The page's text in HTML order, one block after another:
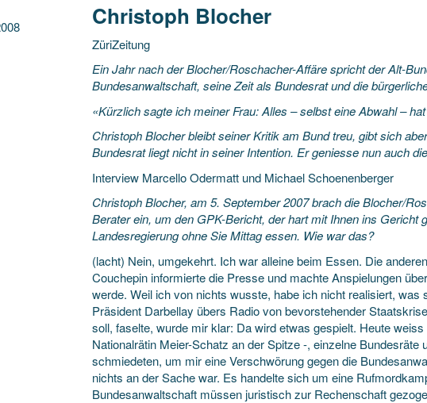
Christoph Blocher
ZüriZeitung
Ein Jahr nach der Blocher/Roschacher-Affäre spricht der Alt-
Bundesanwaltschaft, seine Zeit als Bundesrat und die
«Kürzlich sagte ich meiner Frau: Alles – selbst eine Abwahl –
ChristophBlocher bleibt seiner Kritik am Bund treu, gibt sich
Bundesrat liegt nicht in seiner Intention. Er geniesse nun auch
Interview Marcello Odermatt und Michael Schoenenberger
Christoph Blocher, am 5. September 2007 brach die Blocher/
Berater ein, um den GPK-Bericht, der hart mit Ihnen ins Gericht
Landesregierung ohne Sie Mittag essen. Wie war das?
(lacht) Nein, umgekehrt. Ich war alleine beim Essen. Die
Couchepin informierte die Presse und machte Anspielungen
werde. Weil ich von nichts wusste, habe ich nicht realisiert,
Präsident Darbellay übers Radio von bevorstehender
soll, faselte, wurde mir klar: Da wird etwas gespielt. Heute
Nationalrätin Meier-Schatz an der Spitze -, einzelne Bundesräte
schmiedeten, um mir eine Verschwörung gegen die
nichts an der Sache war. Es handelte sich um eine
Bundesanwaltschaft müssen juristisch zur Rechenschaft